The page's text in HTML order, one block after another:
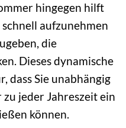
hingegen hilft
aufzunehmen
die
Dieses dynamische
dass Sie unabhängig
jeder Jahreszeit ein
können.